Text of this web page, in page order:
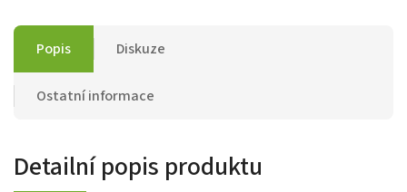
Popis Diskuze
Ostatní informace
Detailní popis produktu